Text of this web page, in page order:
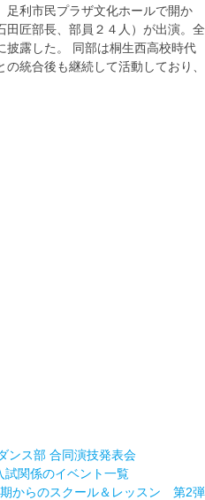
足利市民プラザ文化ホールで開か
匠部長、部員２４人）が出演。全
披露した。 同部は桐生西高校時代
統合後も継続して活動しており、
ス部 合同演技発表会
関係のイベント一覧
期からのスクール＆レッスン 第2弾